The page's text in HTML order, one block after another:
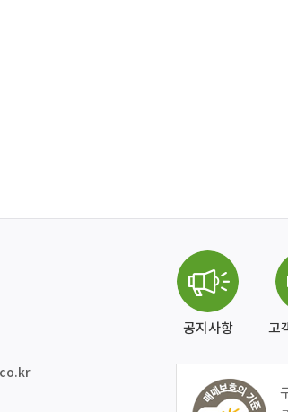
공지사항 고